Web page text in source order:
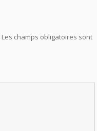
Les champs obligatoires sont